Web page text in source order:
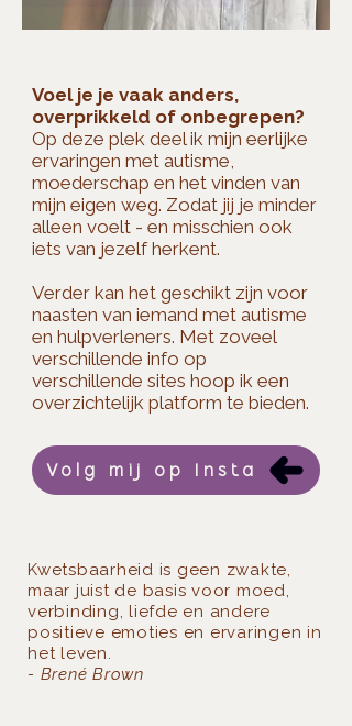
Voel je je vaak anders,
overprikkeld of onbegrepen?
Op deze plek deel ik mijn eerlijke
ervaringen met autisme,
moederschap en het vinden van
mijn eigen weg. Zodat jij je minder
alleen voelt - en misschien ook
iets van jezelf herkent.​
Verder kan het geschikt zijn voor
naasten van iemand met autisme
en hulpverleners. Met zoveel
verschillende info op
verschillende sites hoop ik een
overzichtelijk platform te bieden.
Volg mij op Insta
Kwetsbaarheid is geen zwakte,
maar juist de basis voor moed,
verbinding, liefde en andere
positieve emoties en ervaringen in
het leven.
- Brené Brown